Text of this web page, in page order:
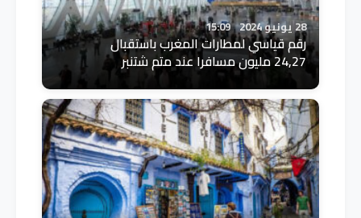
28 يونيو 2024 15:09
رقم قياسي لمطارات المغرب باستقبال
24,27 مليون مسافرا عند متم شتنبر